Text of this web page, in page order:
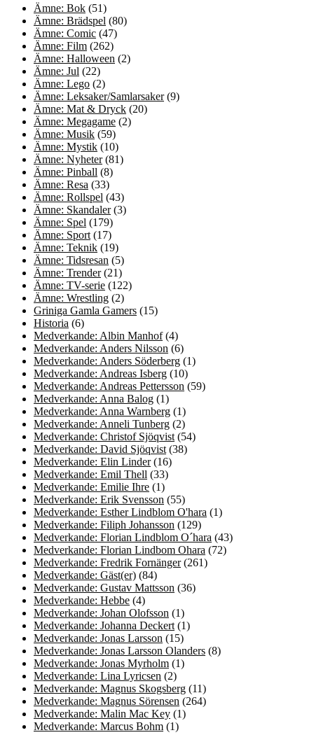
Ämne: Bok (51)
Ämne: Brädspel (80)
Ämne: Comic (47)
Ämne: Film (262)
Ämne: Halloween (2)
Ämne: Jul (22)
Ämne: Lego (2)
Ämne: Leksaker/Samlarsaker(9)
Ämne: Mat & Dryck (20)
Ämne: Megagame (2)
Ämne: Musik (59)
Ämne: Mystik (10)
Ämne: Nyheter(81)
Ämne: Pinball (8)
Ämne: Resa (33)
Ämne: Rollspel (43)
Ämne: Skandaler(3)
Ämne: Spel (179)
Ämne: Sport (17)
Ämne: Teknik (19)
Ämne: Tidsresan (5)
Ämne: Trender(21)
Ämne: TV-serie (122)
Ämne: Wrestling (2)
Griniga Gamla Gamers (15)
Historia (6)
Medverkande: Albin Manhof(4)
Medverkande: Anders Nilsson (6)
Medverkande: Anders Söderberg (1)
Medverkande: Andreas Isberg (10)
Medverkande: Andreas Pettersson (59)
Medverkande: Anna Balog (1)
Medverkande: Anna Warnberg (1)
Medverkande: Anneli Tunberg (2)
Medverkande: Christof Sjöqvist (54)
Medverkande: David Sjöqvist (38)
Medverkande: Elin Linder(16)
Medverkande: Emil Thell (33)
Medverkande: Emilie Ihre (1)
Medverkande: Erik Svensson (55)
Medverkande: Esther Lindblom O'hara (1)
Medverkande: Filiph Johansson (129)
Medverkande: Florian Lindblom O´hara (43)
Medverkande: Florian Lindbom Ohara (72)
Medverkande: Fredrik Fornänger(261)
Medverkande: Gäst(er) (84)
Medverkande: Gustav Mattsson (36)
Medverkande: Hebbe (4)
Medverkande: Johan Olofsson (1)
Medverkande: Johanna Deckert (1)
Medverkande: Jonas Larsson (15)
Medverkande: Jonas Larsson Olanders (8)
Medverkande: Jonas Myrholm (1)
Medverkande: Lina Lyricsen (2)
Medverkande: Magnus Skogsberg (11)
Medverkande: Magnus Sörensen (264)
Medverkande: Malin Mac Key (1)
Medverkande: Marcus Bohm (1)